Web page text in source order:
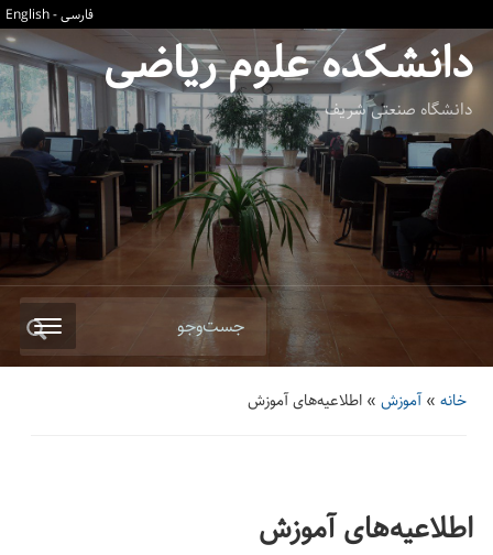
English-فارسی
دانشکده علوم ریاضی
دانشگاه صنعتی شریف
جست‌وجو
خانه »آموزش »اطلاعیه‌های آموزش
اطلاعیه‌های آموزش